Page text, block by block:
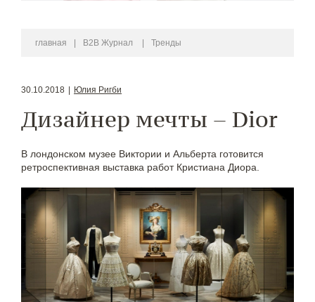
главная B2B Журнал Тренды
30.10.2018 Юлия Ригби
Дизайнер мечты – Dior
В лондонском музее Виктории и Альберта готовится
ретроспективная выставка работ Кристиана Диора.